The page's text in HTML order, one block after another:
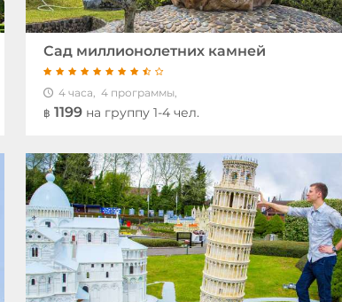
Сад миллионолетних камней
4 часа, 4 программы,
฿ 1199 на группу 1-4 чел.